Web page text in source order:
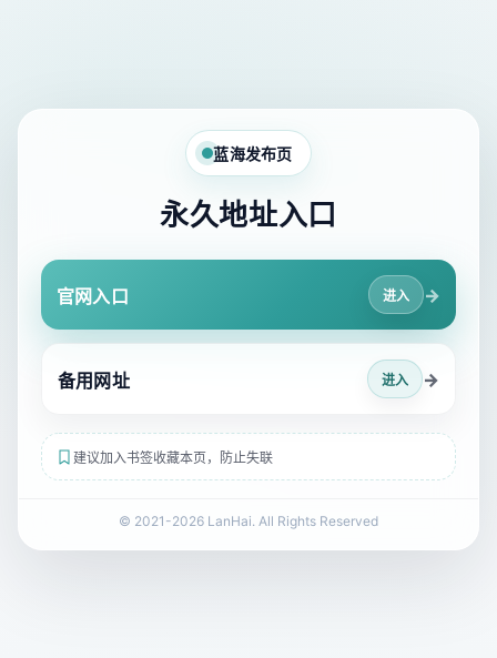
蓝海发布页
永久地址入口
官网入口 进入 →
备用网址 进入 →
建议加入书签收藏本页，防止失联
© 2021-2026 LanHai. All Rights Reserved